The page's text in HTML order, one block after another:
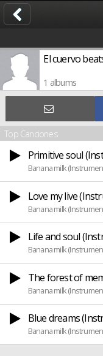
El cuervo
1 albums
Top Canciones
Primitive soul
Banana milk
Love my live
Banana milk
Life and soul
Banana milk
The forest of
Banana milk
Blue dreams
Banana milk